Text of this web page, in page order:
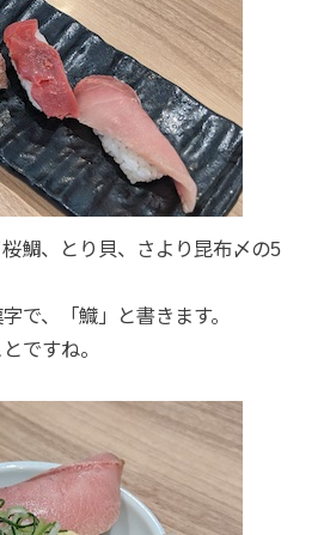
鯛、とり貝、さより昆布〆の5
で、「鱵」と書きます。
ですね。